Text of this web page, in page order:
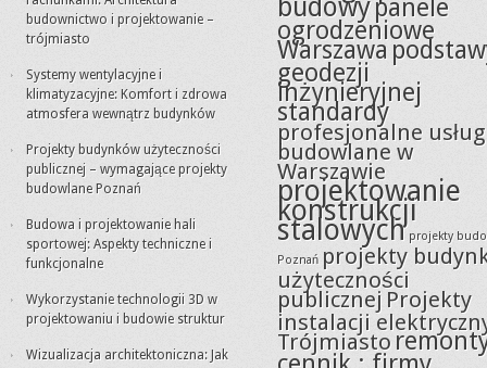
budownictwo i projektowanie –
trójmiasto
Systemy wentylacyjne i
klimatyzacyjne: Komfort i zdrowa
atmosfera wewnątrz budynków
Projekty budynków użyteczności
publicznej – wymagające projekty
budowlane Poznań
Budowa i projektowanie hali
sportowej: Aspekty techniczne i
funkcjonalne
Wykorzystanie technologii 3D w
projektowaniu i budowie struktur
Wizualizacja architektoniczna: Jak
budowypanele
ogrodzeniowe
Warszawa
geodezji
inżynieryjnej
standardy
profesjonalne
budowlane w
Warszawie
projektowanie
konstrukcji
stalowych projekty
Poznań projekty
użyteczności
publicznej Projekty
instalacji
Trójmiasto